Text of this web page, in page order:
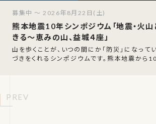
熊本地震10年シンポジウム「地震・火山
きる～恵みの山、益城４座」
山を歩くことが、いつの間にか「防災」になってい
づきをくれるシンポジウムです。熊本地震から
募集中 ～ 2026年8月22日(土)
PREV